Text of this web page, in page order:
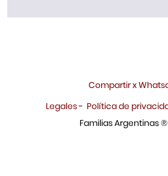
Compartir x
Legales- Política de
Familias Argentinas